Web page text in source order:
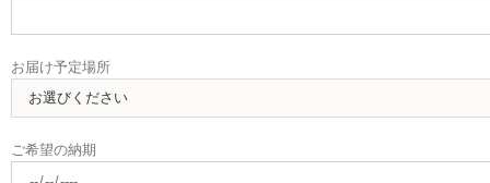
お届け予定場所
ご希望の納期